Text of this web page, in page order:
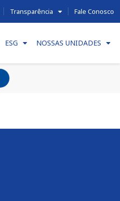
Transparência Fale Conosco
ESG NOSSAS UNIDADES